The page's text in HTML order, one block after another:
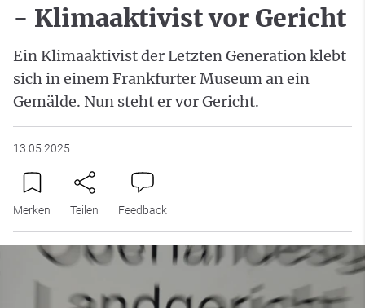
- Klimaaktivist vor Gericht
Ein Klimaaktivist der Letzten Generation klebt
sich in einem Frankfurter Museum an ein
Gemälde. Nun steht er vor Gericht.
13.05.2025
Merken Teilen Feedback